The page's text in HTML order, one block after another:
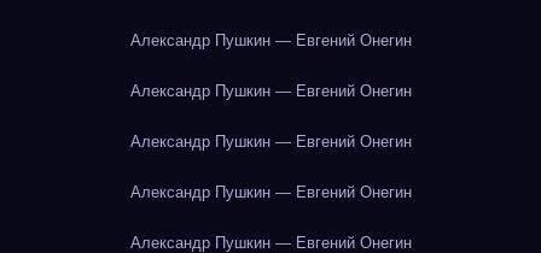
Александр Пушкин — Евгений Онегин
Александр Пушкин — Евгений Онегин
Александр Пушкин — Евгений Онегин
Александр Пушкин — Евгений Онегин
Александр Пушкин — Евгений Онегин